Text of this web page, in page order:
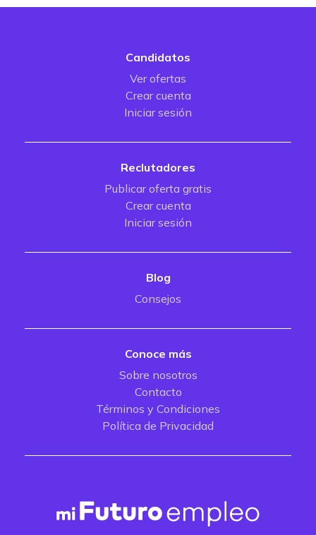
Candidatos
Ver ofertas
Crear cuenta
Iniciar sesión
Reclutadores
Publicar oferta gratis
Crear cuenta
Iniciar sesión
Blog
Consejos
Conoce más
Sobre nosotros
Contacto
Términos y Condiciones
Política de Privacidad